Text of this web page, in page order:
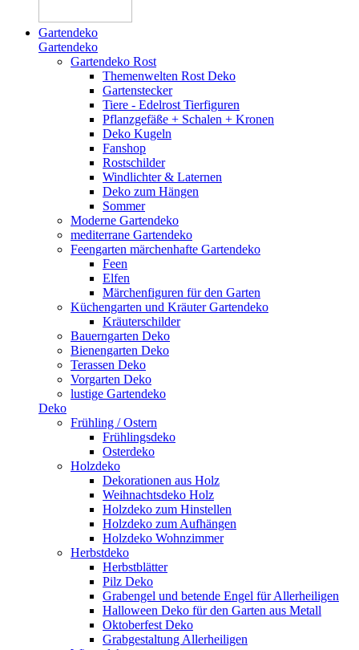
Gartendeko
Gartendeko
Gartendeko Rost
Themenwelten Rost Deko
Gartenstecker
Tiere - Edelrost Tierfiguren
Pflanzgefäße + Schalen + Kronen
Deko Kugeln
Fanshop
Rostschilder
Windlichter & Laternen
Deko zum Hängen
Sommer
Moderne Gartendeko
mediterrane Gartendeko
Feengarten märchenhafte Gartendeko
Feen
Elfen
Märchenfiguren für den Garten
Küchengarten und Kräuter Gartendeko
Kräuterschilder
Bauerngarten Deko
Bienengarten Deko
Terassen Deko
Vorgarten Deko
lustige Gartendeko
Deko
Frühling / Ostern
Frühlingsdeko
Osterdeko
Holzdeko
Dekorationen aus Holz
Weihnachtsdeko Holz
Holzdeko zum Hinstellen
Holzdeko zum Aufhängen
Holzdeko Wohnzimmer
Herbstdeko
Herbstblätter
Pilz Deko
Grabengel und betende Engel für Allerheiligen
Halloween Deko für den Garten aus Metall
Oktoberfest Deko
Grabgestaltung Allerheiligen